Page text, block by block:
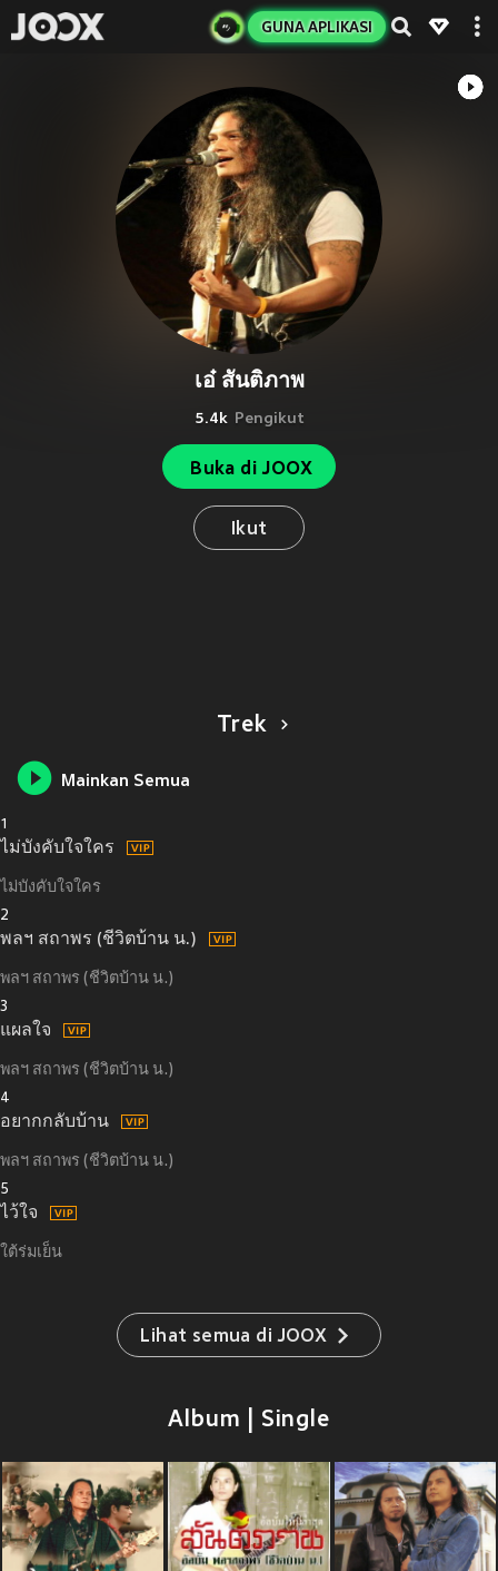
GUNA APLIKASI
เอ๋ สันติภาพ
5.4k Pengikut
Buka di JOOX
Ikut
Trek
Mainkan Semua
1
ไม่บังคับใจใคร
ไม่บังคับใจใคร
2
พลฯ สถาพร (ชีวิตบ้าน น.)
พลฯ สถาพร (ชีวิตบ้าน น.)
3
แผลใจ
พลฯ สถาพร (ชีวิตบ้าน น.)
4
อยากกลับบ้าน
พลฯ สถาพร (ชีวิตบ้าน น.)
5
ไว้ใจ
ใต้ร่มเย็น
Lihat semua di JOOX
Album | Single